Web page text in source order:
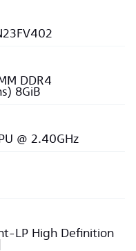
DDR4
8GiB
@ 2.40GHz
LP High Definition